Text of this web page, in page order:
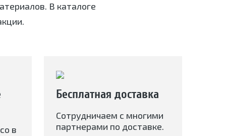
В каталоге
в
Бесплатная доставка
Сотрудничаем с многими
партнерами по доставке.